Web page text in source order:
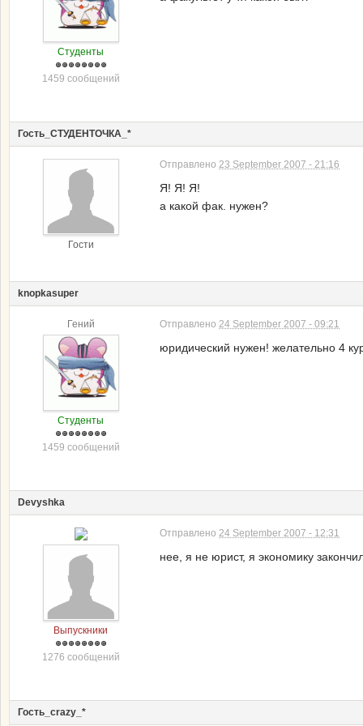
Студенты
1459 сообщений
Гость_СТУДЕНТОЧКА_*
Гости
Отправлено 23 September 2007 - 21:16
Я! Я! Я!
а какой фак. нужен?
knopkasuper
Гений
Студенты
1459 сообщений
Отправлено 24 September 2007 - 09:21
юридический нужен! желательно 4
Devyshka
Выпускники
1276 сообщений
Отправлено 24 September 2007 - 12:31
нее, я не юрист, я экономику
Гость_сrazy_*